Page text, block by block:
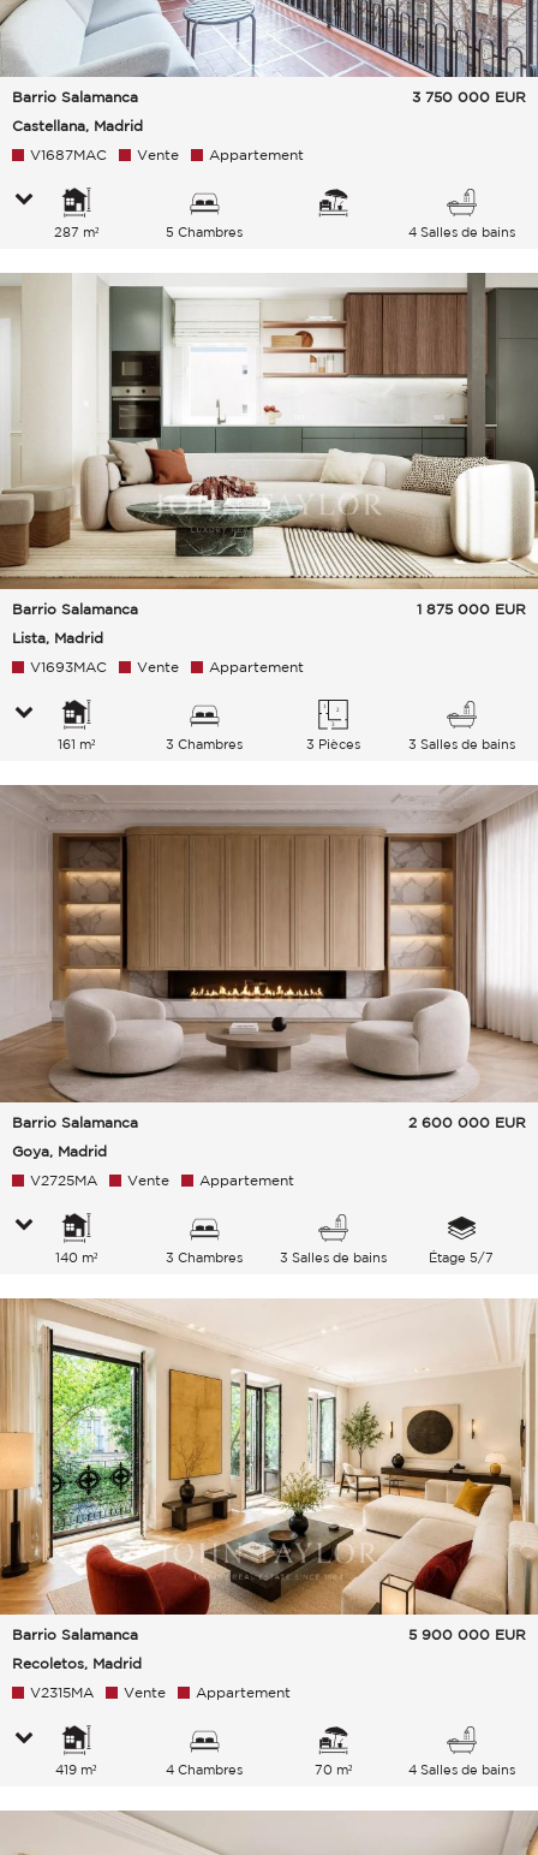
Barrio Salamanca
Castellana, Madrid
3 750 000 EUR
V1687MAC Vente Appartement
287 m² 5 Chambres 4 Salles de bains
Barrio Salamanca
Lista, Madrid
1 875 000 EUR
V1693MAC Vente Appartement
161 m² 3 Chambres 3 Pièces 3 Salles de bains
Barrio Salamanca
Goya, Madrid
2 600 000 EUR
V2725MA Vente Appartement
140 m² 3 Chambres 3 Salles de bains Étage 5/7
Barrio Salamanca
Recoletos, Madrid
5 900 000 EUR
V2315MA Vente Appartement
419 m² 4 Chambres 70 m² 4 Salles de bains